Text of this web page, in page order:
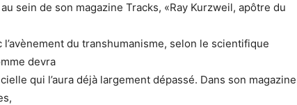
sein de son magazine Tracks, «Ray Kurzweil, apôtre du
l’avènement du transhumanisme, selon le scientifique
devra
qui l’aura déjà largement dépassé. Dans son magazine